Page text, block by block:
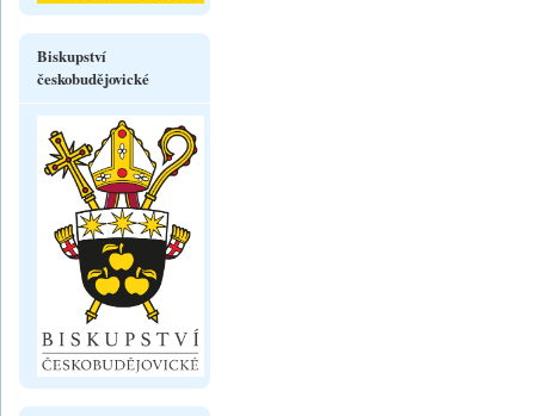
Biskupství
českobudějovické